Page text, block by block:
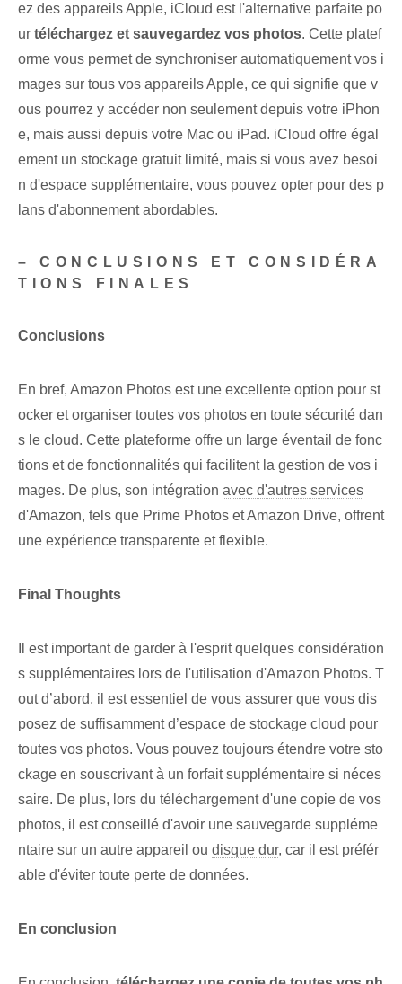
ez des appareils Apple, iCloud est l'alternative parfaite po
ur téléchargez et sauvegardez vos photos. Cette platef
orme vous permet de synchroniser automatiquement vos i
mages sur tous vos appareils Apple, ce qui signifie que v
ous pourrez y accéder non seulement depuis votre iPhon
e, mais aussi depuis votre Mac ou iPad. iCloud offre égal
ement un stockage gratuit limité, mais si vous avez besoi
n d'espace supplémentaire, vous pouvez opter pour des p
lans d'abonnement abordables.
– CONCLUSIONS ET CONSIDÉRA
TIONS FINALES
Conclusions
En bref, Amazon Photos est une excellente option pour st
ocker et organiser toutes vos photos en toute sécurité dan
s le cloud. Cette plateforme offre un large éventail de fonc
tions et de fonctionnalités qui facilitent la gestion de vos i
mages. De plus, son intégration avec d'autres services
d'Amazon, tels que Prime Photos et Amazon Drive, offrent
une expérience transparente et flexible.
Final Thoughts
Il est important de garder à l'esprit quelques considération
s supplémentaires lors de l'utilisation d'Amazon Photos. T
out d’abord, il est essentiel de vous assurer que vous dis
posez de suffisamment d’espace de stockage cloud pour
toutes vos photos. Vous pouvez toujours étendre votre sto
ckage en souscrivant à un forfait supplémentaire si néces
saire. De plus, lors du téléchargement d'une copie de vos
photos, il est conseillé d'avoir une sauvegarde suppléme
ntaire sur un autre appareil ou disque dur, car il est préfér
able d'éviter toute perte de données.
En conclusion